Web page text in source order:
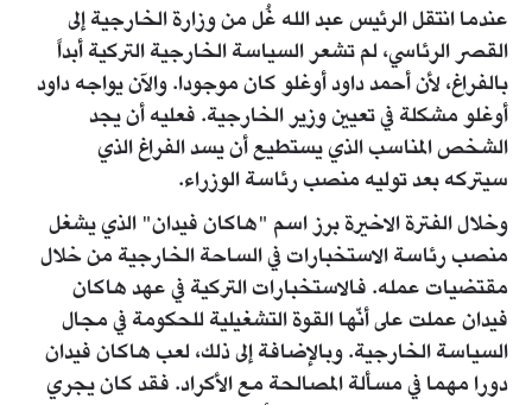
عندما انتقل الرئيس عبد الله غُل من وزارة الخارجية إلى
القصر الرئاسي، لم تشعر السياسة الخارجية التركية أبداً
بالفراغ، لأن أحمد داود أوغلو كان موجودا. والآن يواجه داود
أوغلو مشكلة في تعيين وزير الخارجية. فعليه أن يجد
الشخص المناسب الذي يستطيع أن يسد الفراغ الذي
سيتركه بعد توليه منصب رئاسة الوزراء.
وخلال الفترة الاخيرة برز اسم "هاكان فيدان" الذي يشغل
منصب رئاسة الاستخبارات في الساحة الخارجية من خلال
مقتضيات عمله. فالاستخبارات التركية في عهد هاكان
فيدان عملت على أنّها القوة التشغيلية للحكومة في مجال
السياسة الخارجية. وبالإضافة إلى ذلك، لعب هاكان فيدان
دورا مهما في مسألة المصالحة مع الأكراد. فقد كان يجري